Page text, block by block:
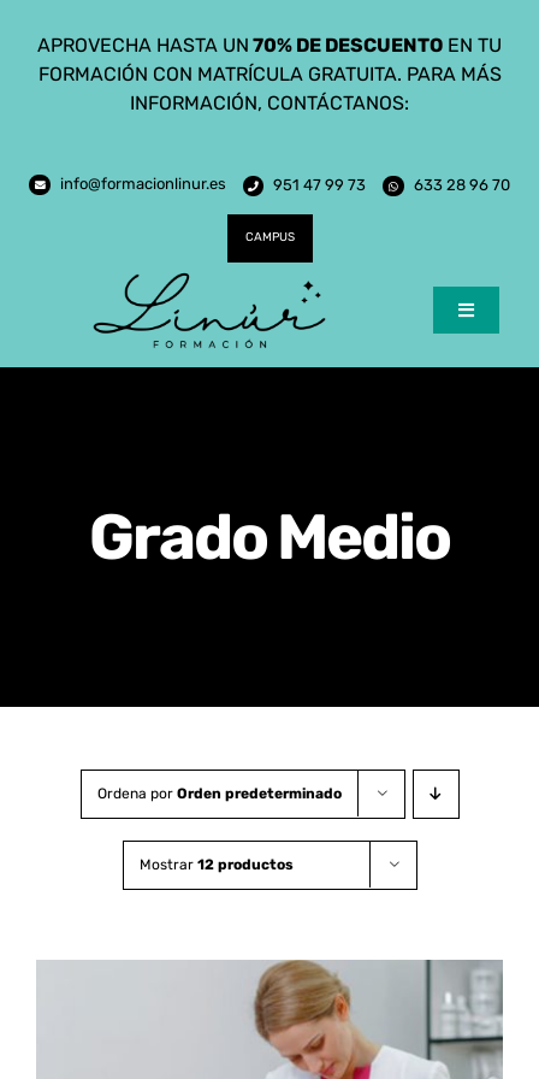
contenido
APROVECHA HASTA UN 70% DE DESCUENTO EN TU
FORMACIÓN CON MATRÍCULA GRATUITA. PARA MÁS
INFORMACIÓN, CONTÁCTANOS:
info@formacionlinur.es 951 47 99 73 633 28 96 70
CAMPUS
Toggle
Inicio
Certificados de Profesionalidad
Grado Medio
Ordena por Orden predeterminado
Mostrar 12 productos